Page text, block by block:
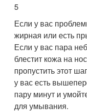
5
Если у вас
жирная или есть
Если у вас пара
блестит кожа на
пропустить этот
у вас есть
пару минут и
для умывания.